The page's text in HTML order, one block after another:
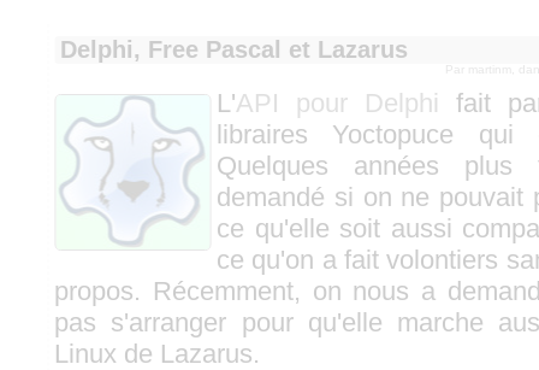
Delphi, Free Pascal et Lazarus
Par
L'API pour Delphi fait
libraires Yoctopuce
Quelques années
demandé si on ne pouvait
ce qu'elle soit aussi
ce qu'on a fait volontiers
propos. Récemment, on nous a
pas s'arranger pour qu'elle marche
Linux de Lazarus.